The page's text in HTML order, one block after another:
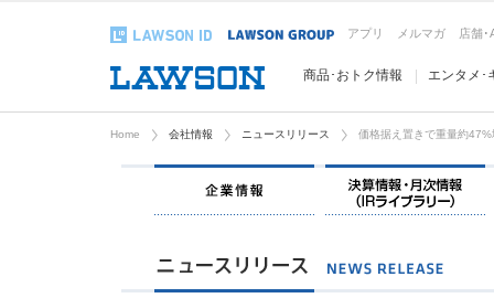
アプリ メルマガ 店舗･
商品･おトク情報 エンタメ･
Home 会社情報 ニュースリリース 価格据え置きで重量約
企業情報